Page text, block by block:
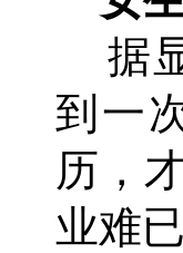
据
到一
历，
业难